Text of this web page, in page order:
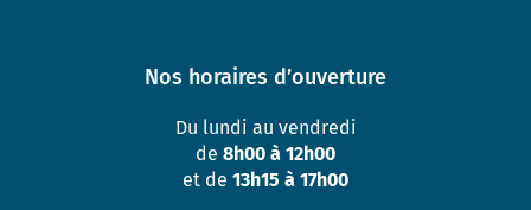
Nos horaires d’ouverture
Du lundi au vendredi
de 8h00 à 12h00
et de 13h15 à 17h00